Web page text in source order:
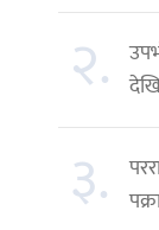
२.
३.